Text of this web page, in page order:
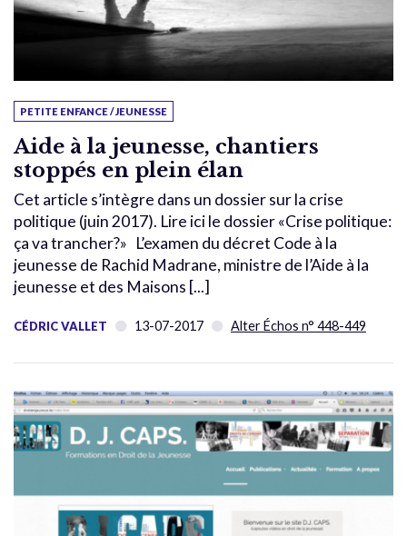
PETITE ENFANCE / JEUNESSE
Aide à la jeunesse, chantiers
stoppés en plein élan
Cet article s’intègre dans un dossier sur la crise
politique (juin 2017). Lire ici le dossier «Crise politique:
ça va trancher?» L’examen du décret Code à la
jeunesse de Rachid Madrane, ministre de l’Aide à la
jeunesse et des Maisons [...]
CÉDRIC VALLET 13-07-2017 Alter Échos n° 448-449